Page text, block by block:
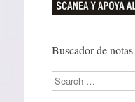
Buscador de notas
Search